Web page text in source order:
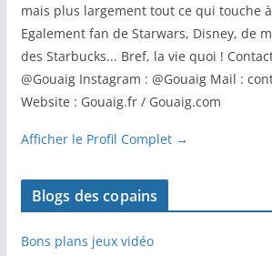
mais plus largement tout ce qui touche
Egalement fan de Starwars, Disney, de
des Starbucks... Bref, la vie quoi !
@Gouaig Instagram : @Gouaig Mail :
Website : Gouaig.fr / Gouaig.com
Afficher le Profil Complet →
Blogs des copains
Bons plans jeux vidéo